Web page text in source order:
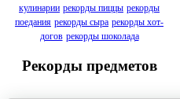
кулинарии рекорды пиццы рекорды
поедания рекорды сыра рекорды хот-
догов рекорды шоколада
Рекорды предметов